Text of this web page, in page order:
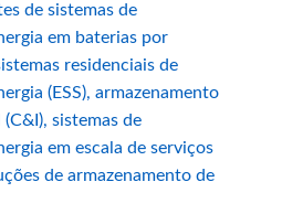
de sistemas de
em baterias por
residenciais de
(ESS), armazenamento
sistemas de
em escala de serviços
de armazenamento de